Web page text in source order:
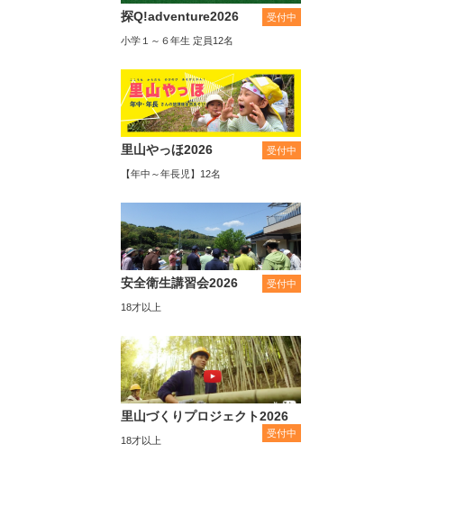
探Q!adventure2026 受付中
小学１～６年生 定員12名
里山やっほ2026 受付中
【年中～年長児】12名
安全衛生講習会2026 受付中
18才以上
里山づくりプロジェクト2026
受付中
18才以上